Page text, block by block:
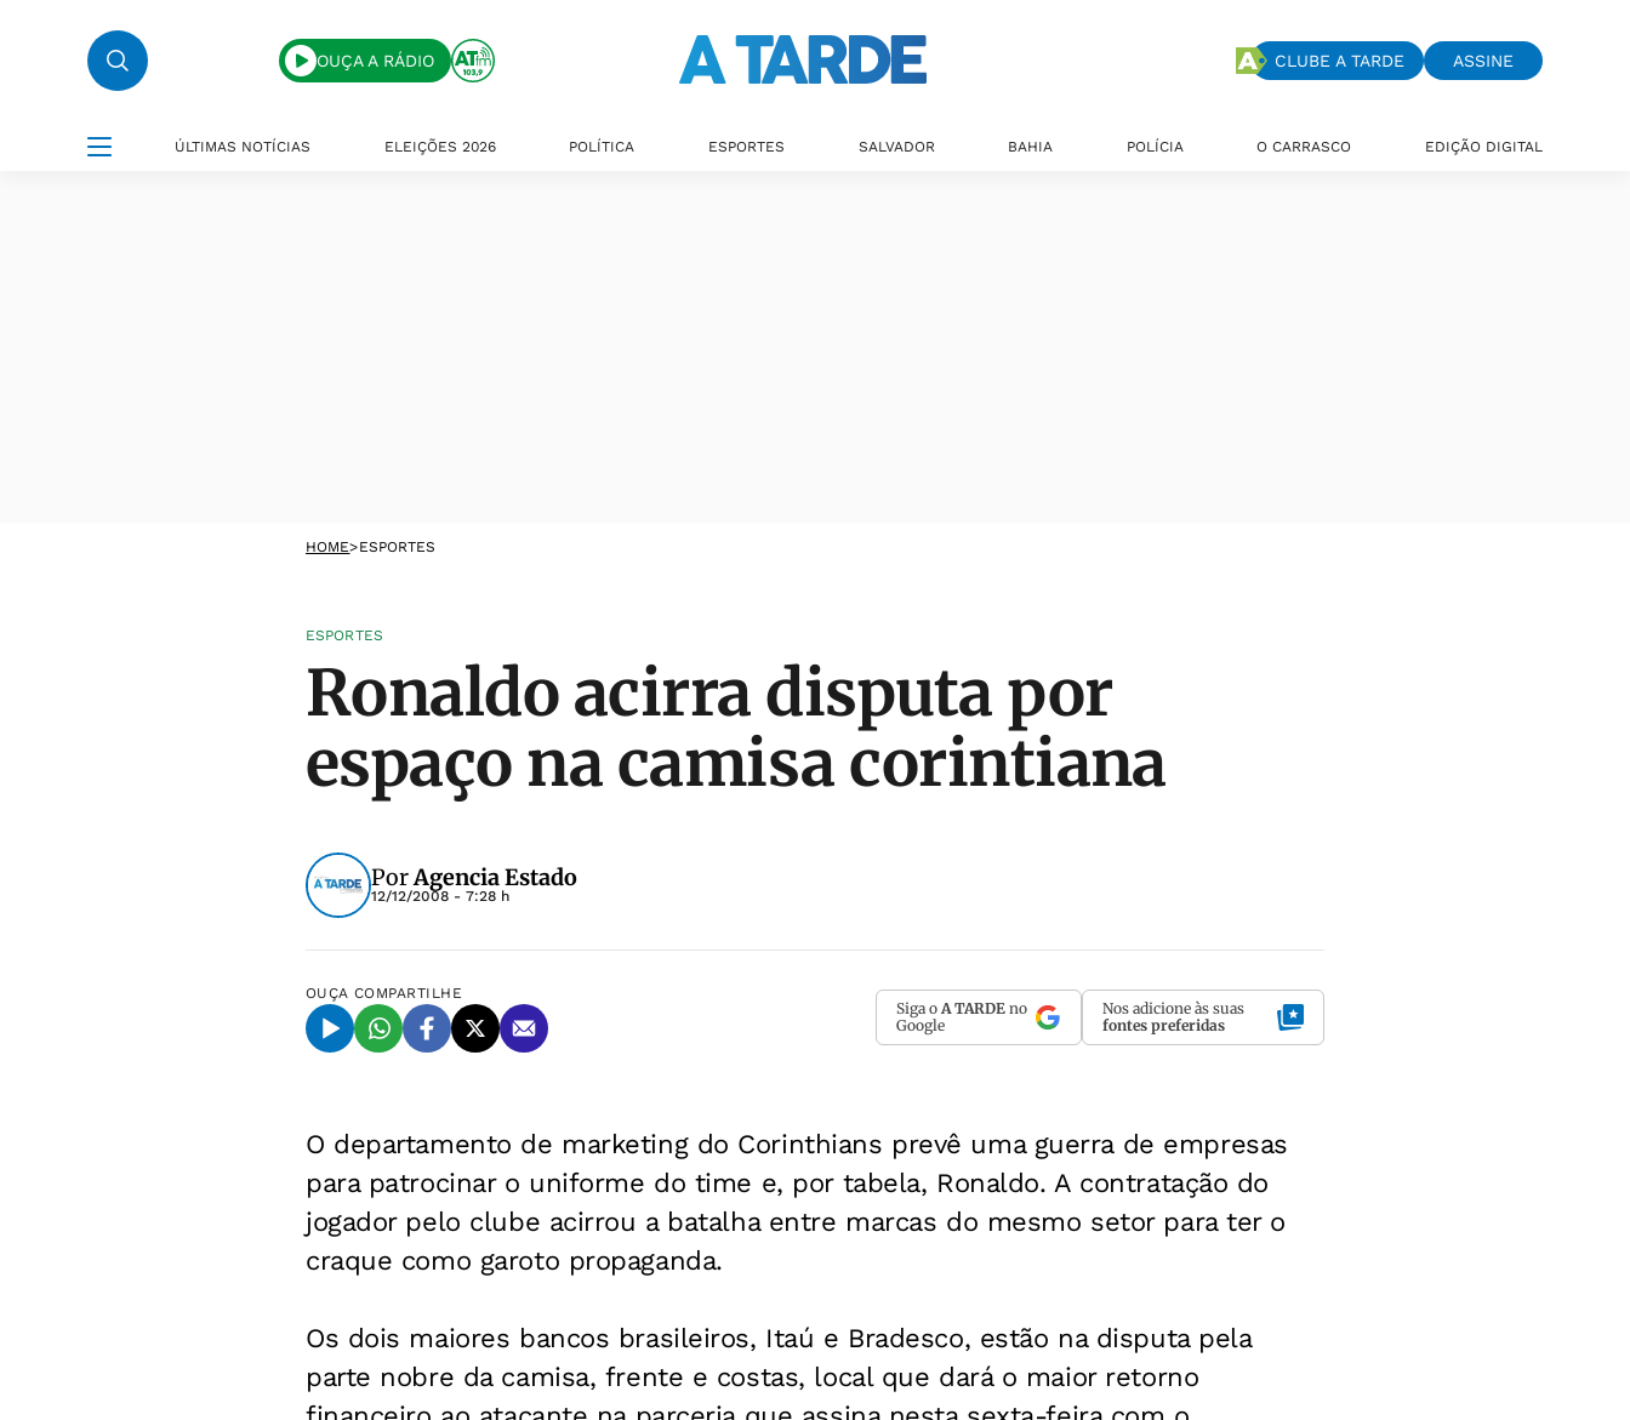
OUÇA A RÁDIO CLUBE A TARDE ASSINE
ÚLTIMAS NOTÍCIAS ELEIÇÕES 2026 POLÍTICA ESPORTES SALVADOR BAHIA POLÍCIA O CARRASCO EDIÇÃO DIGITAL
HOME>ESPORTES
ESPORTES
Ronaldo acirra disputa por
espaço na camisa corintiana
PorAgencia Estado
12/12/2008 - 7:28 h
OUÇA COMPARTILHE
Siga o A TARDE no
Google
Nos adicione às suas
fontes preferidas
O departamento de marketing do Corinthians prevê uma guerra de empresas
para patrocinar o uniforme do time e, por tabela, Ronaldo. A contratação do
jogador pelo clube acirrou a batalha entre marcas do mesmo setor para ter o
craque como garoto propaganda.
Os dois maiores bancos brasileiros, Itaú e Bradesco, estão na disputa pela
parte nobre da camisa, frente e costas, local que dará o maior retorno